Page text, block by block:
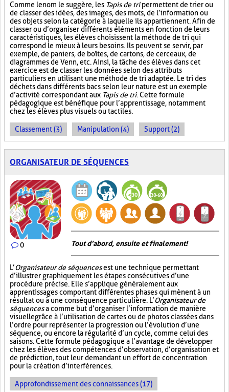
Comme le nom le suggère, les Tapis de tripermettent de trier ou
de classer des idées, des images, des mots, de l’information ou
des objets selon la catégorie à laquelle ils appartiennent. Afin de
classer ou d’organiser différents éléments en fonction de leurs
caractéristiques, les élèves choisissent la méthode de tri qui
correspond le mieux à leurs besoins. Ils peuvent se servir, par
exemple, de paniers, de boîtes, de cartons, de cerceaux, de
diagrammes de Venn, etc. Ainsi, la tâche des élèves dans cet
exercice est de classer les données selon des attributs
particuliers en utilisant une méthode de tri adaptée. Le tri des
déchets dans différents bacs selon leur nature est un exemple
d’activité correspondant aux Tapis de tri. Cette formule
pédagogique est bénéfique pour l’apprentissage, notamment
chez les élèves plus visuels ou tactiles.
Classement (3) Manipulation (4) Support (2)
ORGANISATEUR DE SÉQUENCES
0 Tout d’abord, ensuite et finalement!
L’Organisateur de séquencesest une technique permettant
d’illustrer graphiquement les étapes consécutives d’une
procédure précise. Elle s’applique généralement aux
apprentissages comportant différentes phases qui mènent à un
résultat ou à une conséquence particulière. L’Organisateur de
séquencesa comme but d’organiser l’information de manière
visuellegrâce à l’utilisation de cartes ou de photos classées dans
l’ordre pour représenter la progression ou l’évolution d’une
séquence, ou encore la régularité d’un cycle, comme celui des
saisons. Cette formule pédagogique a l’avantage de développer
chez les élèves des compétences d’observation, d’organisation et
de prédiction, tout leur demandant un effort de concentration
pour la création d’interférences.
Approfondissement des connaissances (17)